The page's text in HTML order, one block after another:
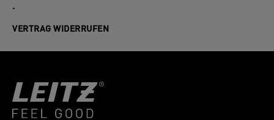
.
VERTRAG WIDERRUFEN